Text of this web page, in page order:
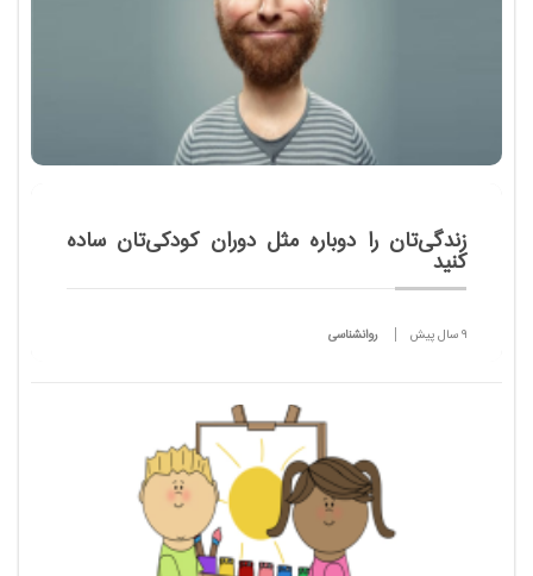
زندگی‌تان را دوباره مثل دوران کودکی‌تان ساده
کنید
9 سال پیش روانشناسی
خواهیم کرد که زندگی تان را ساده کنید .